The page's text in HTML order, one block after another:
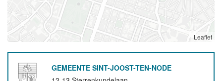
Leaflet
GEMEENTE SINT-JOOST-TEN-NODE